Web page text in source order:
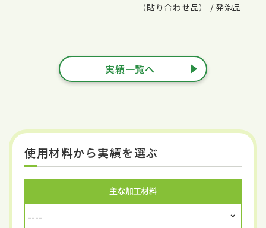
（貼り合わせ品） / 発泡品
実績一覧へ
使用材料から実績を選ぶ
主な加工材料